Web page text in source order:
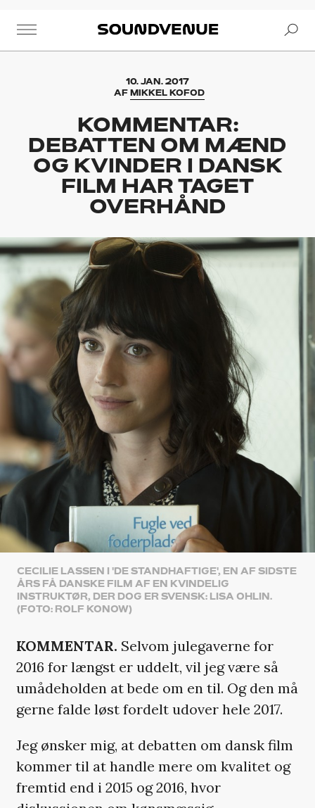
Soundvenue
10. JAN. 2017
AF MIKKEL KOFOD
KOMMENTAR:
DEBATTEN OM MÆND
OG KVINDER I DANSK
FILM HAR TAGET
OVERHÅND
CECILIE LASSEN I 'DE STANDHAFTIGE', EN AF SIDSTE
ÅRS FÅ DANSKE FILM AF EN KVINDELIG
INSTRUKTØR, DER DOG ER SVENSK: LISA OHLIN.
(FOTO: ROLF KONOW)
KOMMENTAR. Selvom julegaverne for
2016 for længst er uddelt, vil jeg være så
umådeholden at bede om en til. Og den må
gerne falde løst fordelt udover hele 2017.
Jeg ønsker mig, at debatten om dansk film
kommer til at handle mere om kvalitet og
fremtid end i 2015 og 2016, hvor